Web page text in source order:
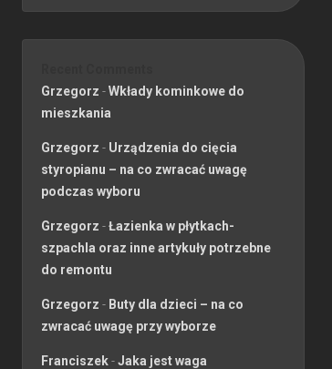
Grzegorz -Wkłady kominkowe do
mieszkania
Grzegorz - Urządzenia do cięcia
styropianu – na co zwracać uwagę
podczas wyboru
Grzegorz -Łazienka w płytkach-
szpachla oraz inne artykuły potrzebne
do remontu
Grzegorz - Buty dla dzieci – na co
zwracać uwagę przy wyborze
Franciszek-Jaka jest waga